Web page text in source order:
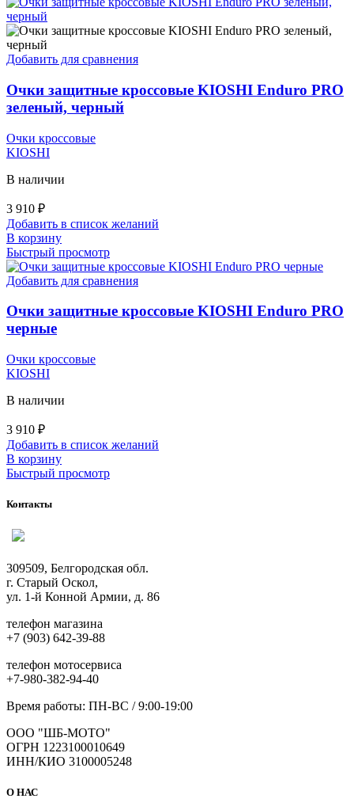
Добавить для сравнения
Очки защитные кроссовые KIOSHI Enduro PRO
зеленый, черный
Очки кроссовые
KIOSHI
В наличии
3 910 ₽
Добавить в список желаний
В корзину
Быстрый просмотр
Добавить для сравнения
Очки защитные кроссовые KIOSHI Enduro PRO
черные
Очки кроссовые
KIOSHI
В наличии
3 910 ₽
Добавить в список желаний
В корзину
Быстрый просмотр
Контакты
309509, Белгородская обл.
г. Старый Оскол,
ул. 1-й Конной Армии, д. 86
телефон магазина
+7 (903) 642-39-88
телефон мотосервиса
+7-980-382-94-40
Время работы: ПН-ВС / 9:00-19:00
ООО "ШБ-МОТО"
ОГРН 1223100010649
ИНН/КИО 3100005248
О НАС